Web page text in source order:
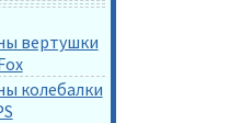
вертушки
колебалки